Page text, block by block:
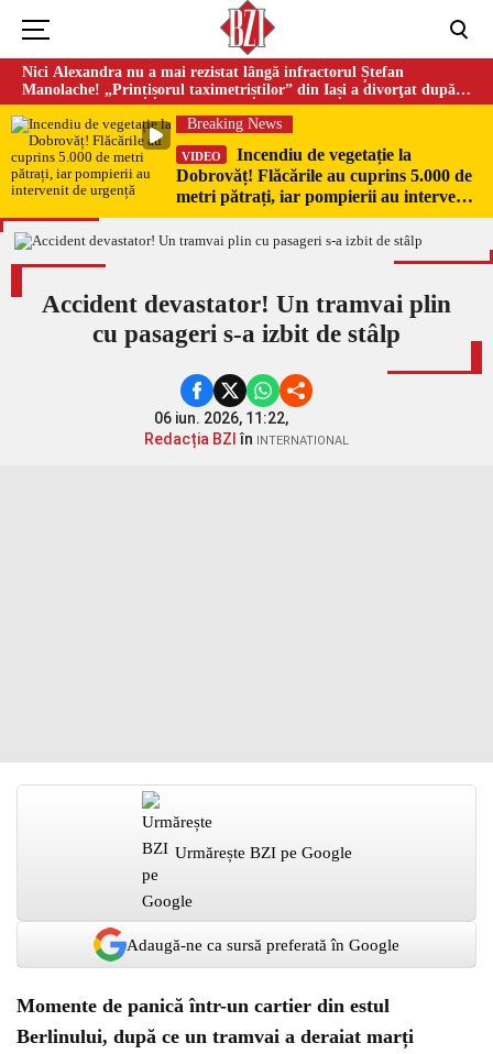
Nici Alexandra nu a mai rezistat lângă infractorul Ștefan
Manolache! „Prințișorul taximetriștilor” din Iași a divorţat după
doi ani de căsnicie
Breaking News
VIDEO
Incendiu de vegetație la
Dobrovăț! Flăcările au cuprins 5.000 de
metri pătrați, iar pompierii au intervenit
de urgență
Accident devastator! Un tramvai plin
cu pasageri s-a izbit de stâlp
06 iun. 2026, 11:22,
Redacția BZI în INTERNATIONAL
Urmărește BZI pe Google
Adaugă-ne ca sursă preferată în Google
Momente de panică într-un cartier din estul
Berlinului, după ce un tramvai a deraiat marți